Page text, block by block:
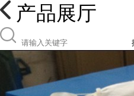
产品展厅